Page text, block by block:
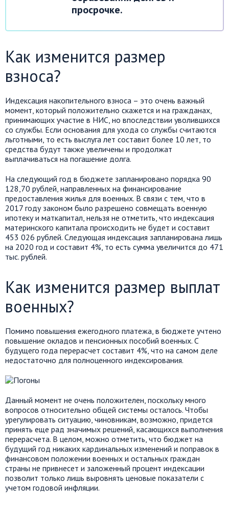
просрочке.
Как изменится размер
взноса?
Индексация накопительного взноса – это очень важный
момент, который положительно скажется и на гражданах,
принимающих участие в НИС, но впоследствии уволившихся
со службы. Если основания для ухода со службы считаются
льготными, то есть выслуга лет составит более 10 лет, то
средства будут также увеличены и продолжат
выплачиваться на погашение долга.
На следующий год в бюджете запланировано порядка 90
128,70 рублей, направленных на финансирование
предоставления жилья для военных. В связи с тем, что в
2017 году законом было разрешено совмещать военную
ипотеку и маткапитал, нельзя не отметить, что индексация
материнского капитала происходить не будет и составит
453 026 рублей. Следующая индексация запланирована лишь
на 2020 год и составит 4%, то есть сумма увеличится до 471
тыс. рублей.
Как изменится размер выплат
военных?
Помимо повышения ежегодного платежа, в бюджете учтено
повышение окладов и пенсионных пособий военных. С
будущего года перерасчет составит 4%, что на самом деле
недостаточно для полноценного индексирования.
Данный момент не очень положителен, поскольку много
вопросов относительно общей системы осталось. Чтобы
урегулировать ситуацию, чиновникам, возможно, придется
принять еще рад значимых решений, касающихся выполнения
перерасчета. В целом, можно отметить, что бюджет на
будущий год никаких кардинальных изменений и поправок в
финансовом положении военных и остальных граждан
страны не привнесет и заложенный процент индексации
позволит только лишь выровнять ценовые показатели с
учетом годовой инфляции.